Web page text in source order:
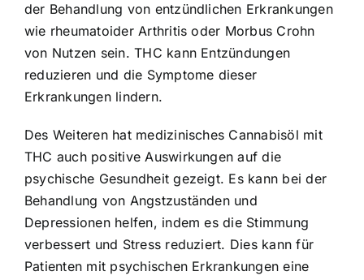
der Behandlung von entzündlichen Erkrankungen
wie rheumatoider Arthritis oder Morbus Crohn
von Nutzen sein. THC kann Entzündungen
reduzieren und die Symptome dieser
Erkrankungen lindern.
Des Weiteren hat medizinisches Cannabisöl mit
THC auch positive Auswirkungen auf die
psychische Gesundheit gezeigt. Es kann bei der
Behandlung von Angstzuständen und
Depressionen helfen, indem es die Stimmung
verbessert und Stress reduziert. Dies kann für
Patienten mit psychischen Erkrankungen eine